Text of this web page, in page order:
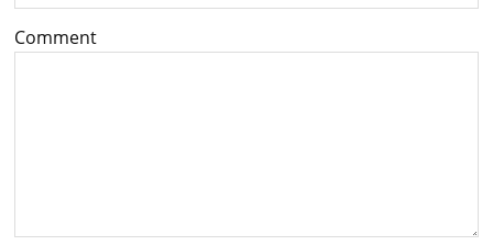
Comment